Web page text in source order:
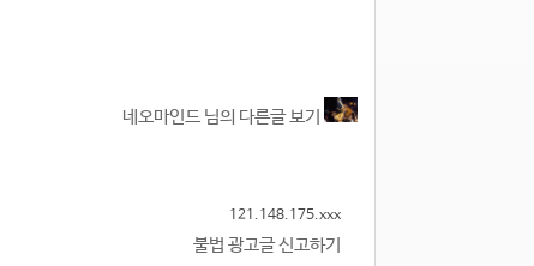
네오마인드 님의 다른글 보기
121.148.175.xxx
불법 광고글 신고하기